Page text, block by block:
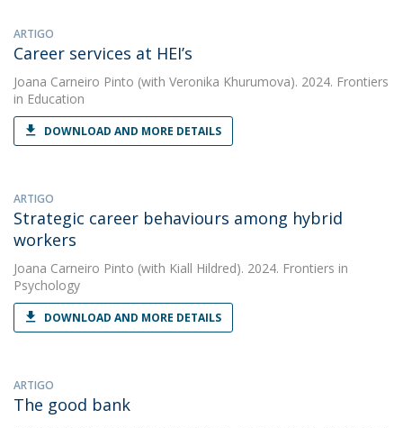
ARTIGO
Career services at HEI’s
Joana Carneiro Pinto (with Veronika Khurumova). 2024. Frontiers
in Education
DOWNLOAD AND MORE DETAILS
ARTIGO
Strategic career behaviours among hybrid
workers
Joana Carneiro Pinto (with Kiall Hildred). 2024. Frontiers in
Psychology
DOWNLOAD AND MORE DETAILS
ARTIGO
The good bank